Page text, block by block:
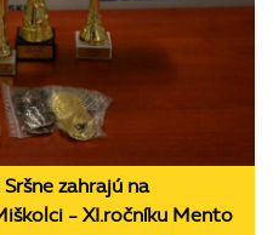
zahrajú na
- XI.ročníku Mento